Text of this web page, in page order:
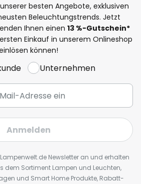
besten Angebote, exklusiven
Beleuchtungstrends. Jetzt
Ihnen einen 13 %-Gutschein*
Einkauf in unserem Onlineshop
können!
Unternehmen
Anmelden
Newsletter an und erhalten
dem Sortiment Lampen und Leuchten,
und Smart Home Produkte, Rabatt-